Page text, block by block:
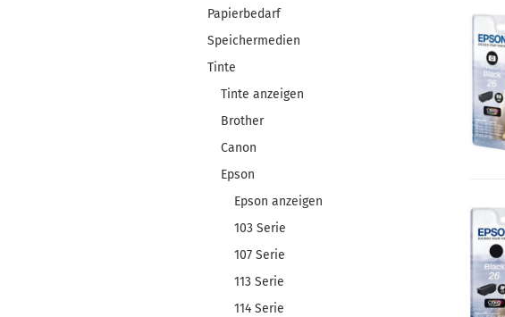
Papierbedarf
Speichermedien
Tinte
Tinte anzeigen
Brother
Canon
Epson
Epson anzeigen
103 Serie
107 Serie
113 Serie
114 Serie